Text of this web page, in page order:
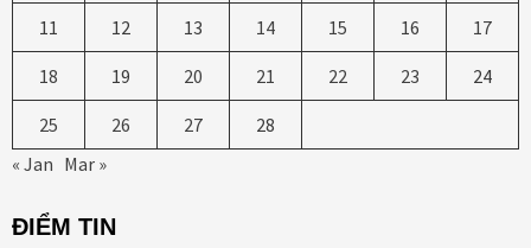
11 12 13 14 15 16 17
18 19 20 21 22 23 24
25 26 27
28
« Jan Mar »
ĐIỂM TIN